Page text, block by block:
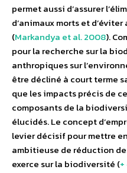
permet aussi d’assurer
d’animaux morts et
(Markandya et al. 2008).
pour la recherche sur la
anthropiques sur
être décliné à court terme
que les impacts précis de
composants de la
élucidés. Le concept
levier décisif pour mettre
ambitieuse de réduction
exerce sur la biodiversité (